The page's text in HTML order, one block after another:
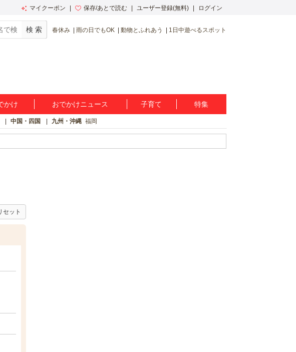
マイクーポン 保存/あとで読む ユーザー登録(無料) ログイン
春休み 雨の日でもOK 動物とふれあう 1日中遊べるスポット
かけ おでかけニュース 子育て 特集
中国・四国 九州・沖縄 福岡
セット